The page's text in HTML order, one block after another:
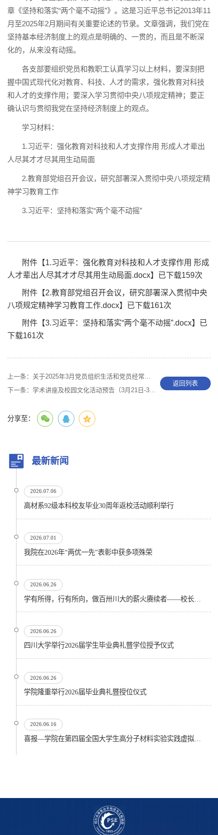
章《坚持和落实“两个毫不动摇”》。这是习近平总书记2013年11
月至2025年2月期间有关重要论述的节录。文章强调，我们党在
坚持基本经济制度上的观点是明确的、一贯的，而且是不断深
化的，从来没有动摇。
各支部要组织党员和教职工认真学习以上材料，要深刻把
握中国式现代化对教育、科技、人才的需求，强化教育对科技
和人才的支撑作用；要深入学习贯彻中央八项规定精神；要正
确认识与贯彻我党在坚持经济制度上的观点。
学习材料：
1.习近平：强化教育对科技和人才支撑作用 形成人才辈出
人尽其才才尽其用生动局面
2.教育部党组召开会议，研究部署深入贯彻中央八项规定精
神学习教育工作
3.习近平：坚持和落实“两个毫不动摇”
附件【1.习近平：强化教育对科技和人才支撑作用 形成
人才辈出人尽其才才尽其用生动局面.docx】已下载159次
附件【2.教育部党组召开会议，研究部署深入贯彻中央
八项规定精神学习教育工作.docx】已下载161次
附件【3.习近平：坚持和落实“两个毫不动摇”.docx】已
下载161次
上一条： 关于2025年3月党员组织生活和党员经常性教育学习内容安排的通知
下一条： 学术讲座及校园文化活动预告（3月21日-3月25日）
返回列表
分享至：
最新新闻
2026.07.06
高材系92级本科校友毕业30周年返校活动顺利举行
2026.07.01
我院在2026年“两优一先”表彰中获多项殊荣
2026.06.26
2026.06.26
四川大学举行2026届学生毕业典礼暨学位授予仪式
2026.06.26
​学院隆重举行2026届毕业典礼暨授位仪式
2026.06.16